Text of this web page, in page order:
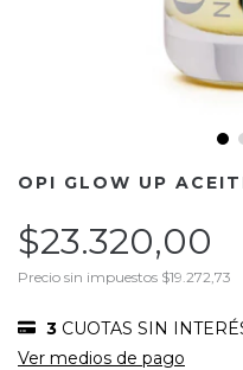
OPI GLOW UP
$23.320,00
Precio sin impuestos $19.272,73
3 CUOTAS SIN
Ver medios de pago